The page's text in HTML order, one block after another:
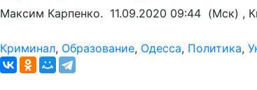
Максим Карпенко. 11.09.2020 09:44 (Мск) ,
Криминал, Образование, Одесса, Политика,